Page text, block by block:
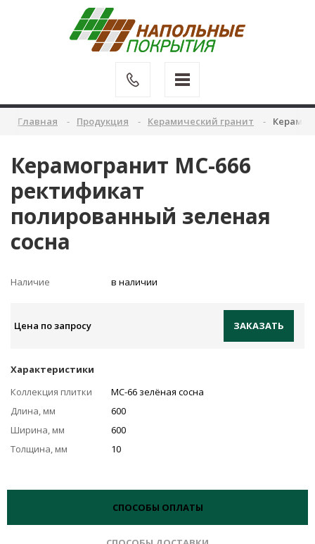
Главная Продукция Керамический гранит
Керамогранит MC-666
ректификат
полированный зеленая
сосна
Наличие в наличии
Цена по запросу ЗАКАЗАТЬ
Характеристики
Коллекция плитки
MC-66 зелёная сосна
Длина, мм
600
Ширина, мм
600
Толщина, мм
10
СПОСОБЫ ОПЛАТЫ